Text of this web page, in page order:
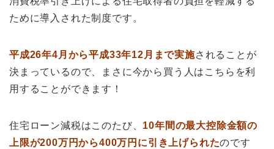
ために導入された制度です。
平成26年4月から平成33年12月まで実施されることが
決まっているので、まさに今から買う人はこちらを利
用することができます！
住宅ローン減税はこのたび、 10年間の最大控除金額の
上限が200万円から400万円に引き上げられたのです